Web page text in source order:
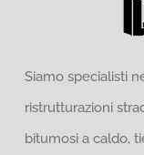
Siamo specialisti
ristrutturazioni
bitumosi a caldo,